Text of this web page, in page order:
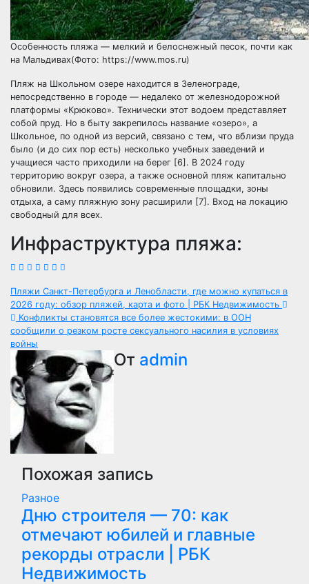
Особенность пляжа — мелкий и белоснежный песок, почти как
на Мальдивах(Фото: https://www.mos.ru)
Пляж на Школьном озере находится в Зеленограде,
непосредственно в городе — недалеко от железнодорожной
платформы «Крюково». Технически этот водоем представляет
собой пруд. Но в быту закрепилось название «озеро», а
Школьное, по одной из версий, связано с тем, что вблизи пруда
было (и до сих пор есть) несколько учебных заведений и
учащиеся часто приходили на берег [6]. В 2024 году
территорию вокруг озера, а также основной пляж капитально
обновили. Здесь появились современные площадки, зоны
отдыха, а саму пляжную зону расширили [7]. Вход на локацию
свободный для всех.
Инфраструктура пляжа:
Навигация
по
записям
Пляжи Санкт-Петербурга и Ленобласти, где можно купаться в
2026 году: обзор пляжей, карта и фото | РБК Недвижимость
Конфликты становятся все более жестокими: в ООН
сообщили о резком росте сексуального насилия в условиях
войны
От admin
Похожая запись
Разное
Дню строителя — 70: как
отмечают юбилей и главные
рекорды отрасли | РБК
Недвижимость